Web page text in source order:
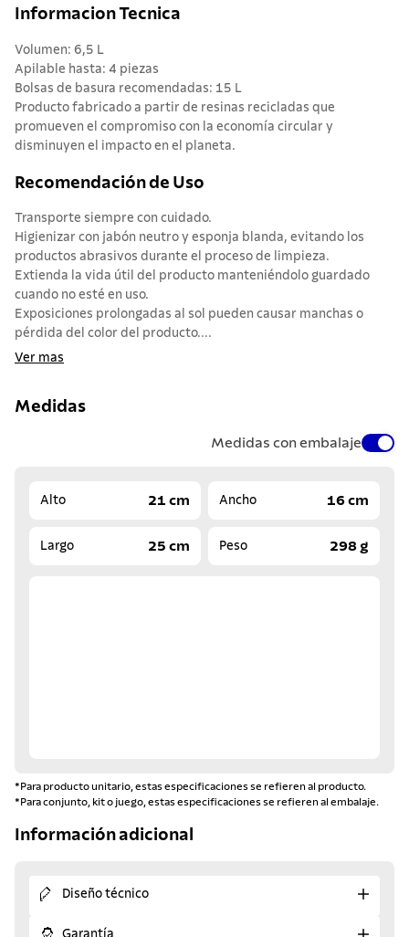
Informacion Tecnica
Volumen: 6,5 L
Apilable hasta: 4 piezas
Bolsas de basura recomendadas: 15 L
Producto fabricado a partir de resinas recicladas que
promueven el compromiso con la economía circular y
disminuyen el impacto en el planeta.
Recomendación de Uso
Transporte siempre con cuidado.
Higienizar con jabón neutro y esponja blanda, evitando los
productos abrasivos durante el proceso de limpieza.
Extienda la vida útil del producto manteniéndolo guardado
cuando no esté en uso.
Exposiciones prolongadas al sol pueden causar manchas o
pérdida del color del producto....
Ver mas
Medidas
Medidas con embalaje
Alto 21 cm Ancho 16 cm
Largo 25 cm Peso 298 g
*Para producto unitario, estas especificaciones se refieren al producto.
*Para conjunto, kit o juego, estas especificaciones se refieren al embalaje.
Información adicional
Diseño técnico